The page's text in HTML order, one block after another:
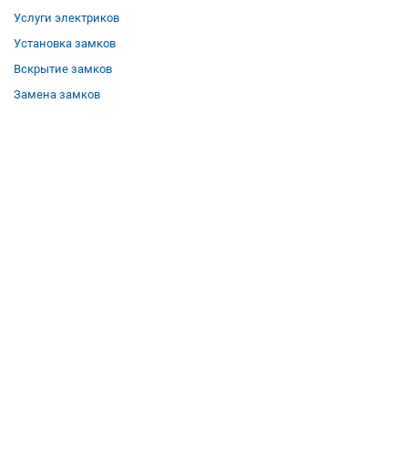
Услуги электриков
Установка замков
Вскрытие замков
Замена замков